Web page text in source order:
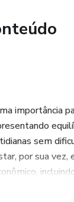
foi pensado
deseja se
sua
importância
sem
por sua vez,